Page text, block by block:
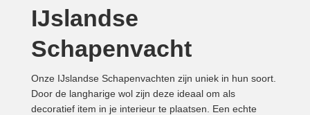
IJslandse
Schapenvacht
Onze IJslandse Schapenvachten zijn uniek in hun soort.
Door de langharige wol zijn deze ideaal om als
decoratief item in je interieur te plaatsen. Een echte